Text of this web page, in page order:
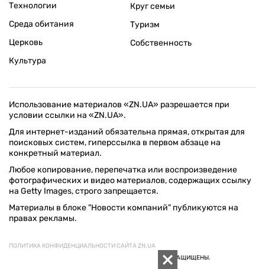
Технологии
Среда обитания
Церковь
Культура
Круг семьи
Туризм
Собственность
Использование материалов «ZN.UA» разрешается при
условии ссылки на «ZN.UA».
Для интернет-изданий обязательна прямая, открытая для
поисковых систем, гиперссылка в первом абзаце на
конкретный материал.
Любое копирование, перепечатка или воспроизведение
фотографических и видео материалов, содержащих ссылку
на Getty Images, строго запрещается.
Материалы в блоке "Новости компаний" публикуются на
правах рекламы.
ПОЛИТИКА КОНФИДЕНЦИАЛЬНОСТИ САЙТА ZN.UA
© 1994–2026 «ЗЕРКАЛО НЕДЕЛИ. УКРАИНА». ВСЕ ПРАВА ЗАЩИЩЕНЫ.